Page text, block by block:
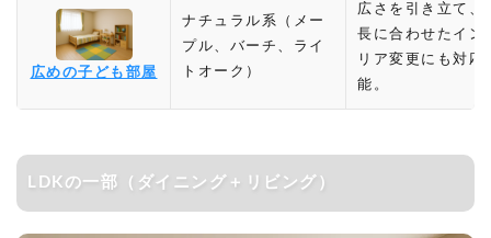
広めの子ども部屋
ナチュラル系（メー
プル、バーチ、ライ
トオーク）
広さを引き立て、
長に合わせたイン
リア変更にも対応
能。
LDKの一部（ダイニング＋リビング）